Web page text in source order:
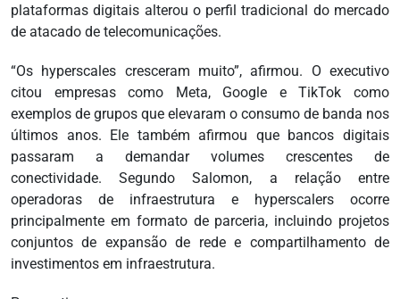
plataformas digitais alterou o perfil tradicional do mercado
de atacado de telecomunicações.
“Os hyperscales cresceram muito”, afirmou. O executivo
citou empresas como Meta, Google e TikTok como
exemplos de grupos que elevaram o consumo de banda nos
últimos anos. Ele também afirmou que bancos digitais
passaram a demandar volumes crescentes de
conectividade. Segundo Salomon, a relação entre
operadoras de infraestrutura e hyperscalers ocorre
principalmente em formato de parceria, incluindo projetos
conjuntos de expansão de rede e compartilhamento de
investimentos em infraestrutura.